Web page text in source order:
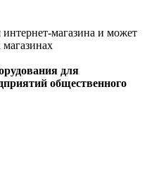
интернет-магазина и может
для
общественного